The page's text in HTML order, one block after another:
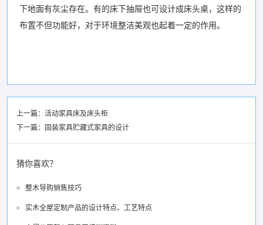
下地面有灰尘存在。有的床下抽屉也可设计成床头桌，这样的
布置不但功能好，对于环境整洁美观也起着一定的作用。
上一篇： 活动家具床及床头柜
下一篇： 固装家具贮藏式家具的设计
猜你喜欢？
整木导购销售技巧
实木全屋定制产品的设计特点、工艺特点